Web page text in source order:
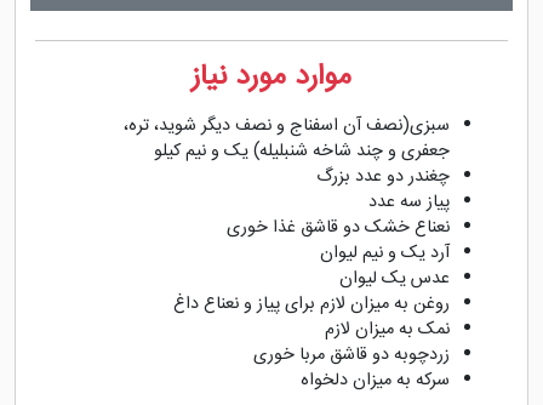
موارد مورد نیاز
سبزی(نصف آن اسفناج و نصف دیگر شوید، تره،
جعفری و چند شاخه شنبلیله) یک و نیم کیلو
چغندر دو عدد بزرگ
پیاز سه عدد
نعناع خشک دو قاشق غذا خوری
آرد یک و نیم لیوان
عدس یک لیوان
روغن به میزان لازم برای پیاز و نعناع داغ
نمک به میزان لازم
زردچوبه دو قاشق مربا خوری
سرکه به میزان دلخواه